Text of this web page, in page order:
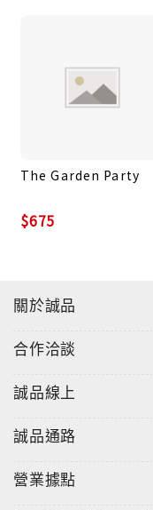
The Garden Party
$675
關於誠品
合作洽談
誠品線上
誠品通路
營業據點